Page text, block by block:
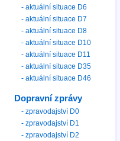
- aktuální situace D6
- aktuální situace D7
- aktuální situace D8
- aktuální situace D10
- aktuální situace D11
- aktuální situace D35
- aktuální situace D46
Dopravní zprávy
- zpravodajství D0
- zpravodajství D1
- zpravodajství D2